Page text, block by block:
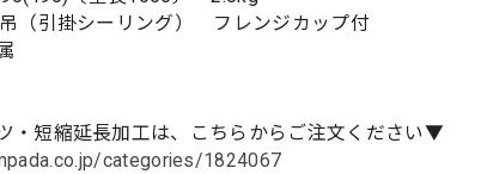
（引掛シーリング） フレンジカップ付
・短縮延長加工は、こちらからご注文ください▼
categories/1824067